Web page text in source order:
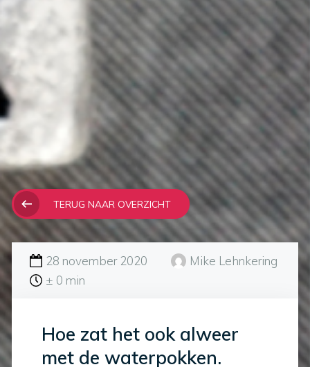
TERUG NAAR OVERZICHT
28 november 2020
Mike Lehnkering
± 0 min
Hoe zat het ook alweer
met de waterpokken.